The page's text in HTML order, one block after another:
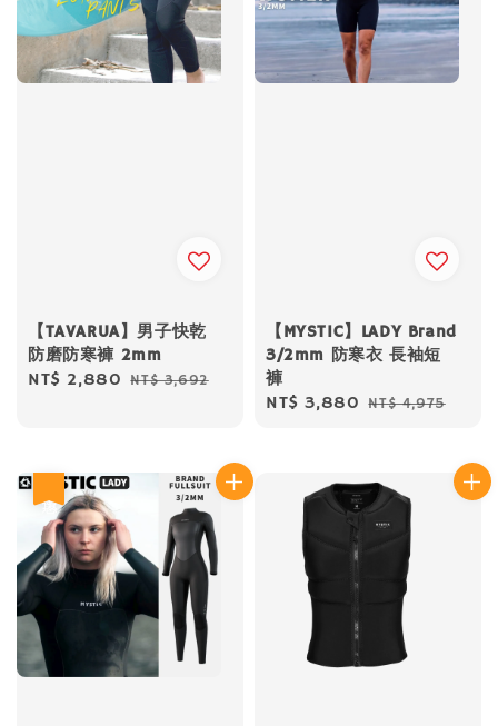
【TAVARUA】男子快乾
防磨防寒褲 2mm
Sale
NT$ 2,880 Regular
NT$ 3,692
【MYSTIC】LADY Brand
3/2mm 防寒衣 長袖短
褲
Sale
NT$ 3,880 Regular
NT$ 4,975